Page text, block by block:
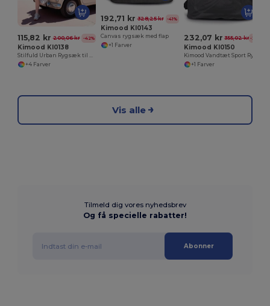
115,82 kr 200,06 kr -42%
Kimood KI0138
Stilfuld Urban Rygsæk til Hverdagsbrug
+4 Farver
192,71 kr 328,25 kr -41%
Kimood KI0143
Canvas rygsæk med flap
+1 Farver
232,07 kr 355,02 kr -35%
Kimood KI0150
+1 Farver
Vis alle
Tilmeld dig vores nyhedsbrev
Og få specielle rabatter!
Abonner